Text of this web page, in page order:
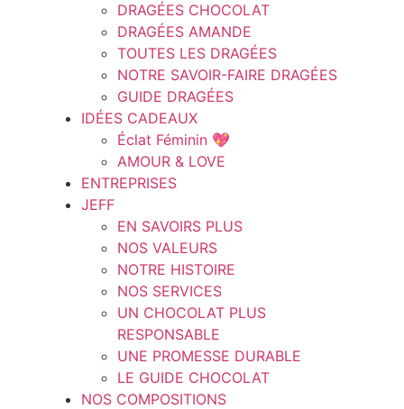
DRAGÉES CHOCOLAT
DRAGÉES AMANDE
TOUTES LES DRAGÉES
NOTRE SAVOIR-FAIRE DRAGÉES
GUIDE DRAGÉES
IDÉES CADEAUX
Éclat Féminin 💖
AMOUR & LOVE
ENTREPRISES
JEFF
EN SAVOIRS PLUS
NOS VALEURS
NOTRE HISTOIRE
NOS SERVICES
UN CHOCOLAT PLUS
RESPONSABLE
UNE PROMESSE DURABLE
LE GUIDE CHOCOLAT
NOS COMPOSITIONS